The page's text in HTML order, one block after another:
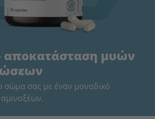
αποκατάσταση μυών
σώμα σας με έναν μοναδικό